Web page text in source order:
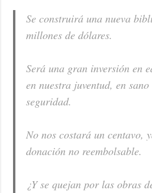
Se construirá una nueva
millones de dólares.
Será una gran inversión en
en nuestra juventud, en
seguridad.
No nos costará un centavo,
donación no reembolsable.
¿Y se quejan por las obras